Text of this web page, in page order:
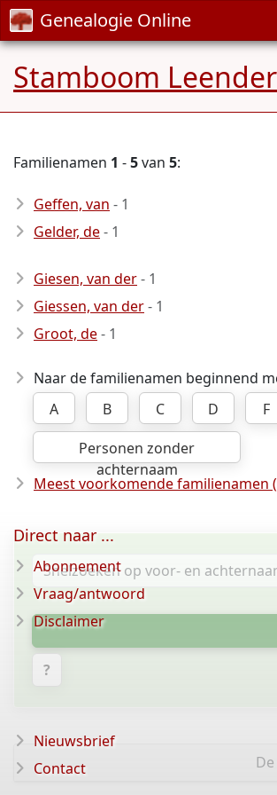
Genealogie Online
Stamboom
Familienamen 1 -5van 5:
Geffen, van - 1
Gelder, de- 1
Giesen, van der- 1
Giessen, van der- 1
Groot, de- 1
Naar de familienamen beginnend
A
B C D F
Personen zonder
achternaam
Meest voorkomende familienamen
?
Direct naar ...
Abonnement
Vraag/antwoord
Disclaimer
Nieuwsbrief
Contact